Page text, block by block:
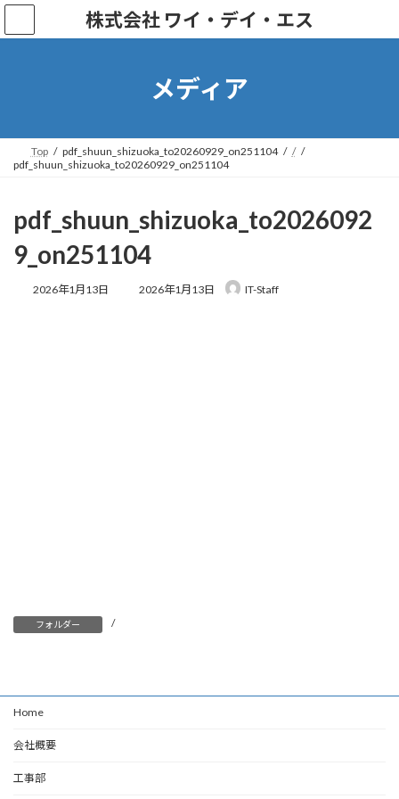
株式会社 ワイ・デイ・エス
メディア
Top pdf_shuun_shizuoka_to20260929_on251104
/
pdf_shuun_shizuoka_to20260929_on251104
pdf_shuun_shizuoka_to2026092
9_on251104
2026年1月13日 2026年1月13日 IT-Staff
フォルダー /
Home
会社概要
工事部